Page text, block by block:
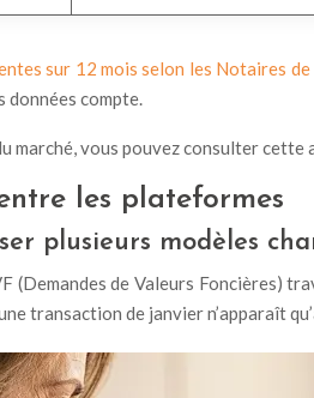
sur 12 mois selon les Notaires de
données compte.
marché, vous pouvez consulter cette
les plateformes
plusieurs modèles
(Demandes de Valeurs Foncières)
transaction de janvier n’apparaît